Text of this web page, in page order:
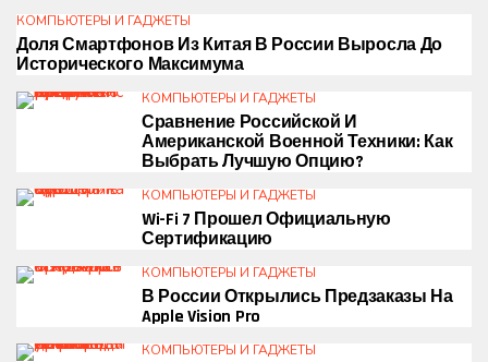
КОМПЬЮТЕРЫ И ГАДЖЕТЫ
Доля Смартфонов Из Китая В России Выросла До
Исторического Максимума
КОМПЬЮТЕРЫ И ГАДЖЕТЫ
Сравнение Российской И
Американской Военной Техники: Как
Выбрать Лучшую Опцию?
КОМПЬЮТЕРЫ И ГАДЖЕТЫ
Wi-Fi 7 Прошел Официальную
Сертификацию
КОМПЬЮТЕРЫ И ГАДЖЕТЫ
В России Открылись Предзаказы На
Apple Vision Pro
КОМПЬЮТЕРЫ И ГАДЖЕТЫ